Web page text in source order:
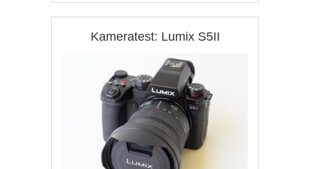
Kameratest: Lumix S5II